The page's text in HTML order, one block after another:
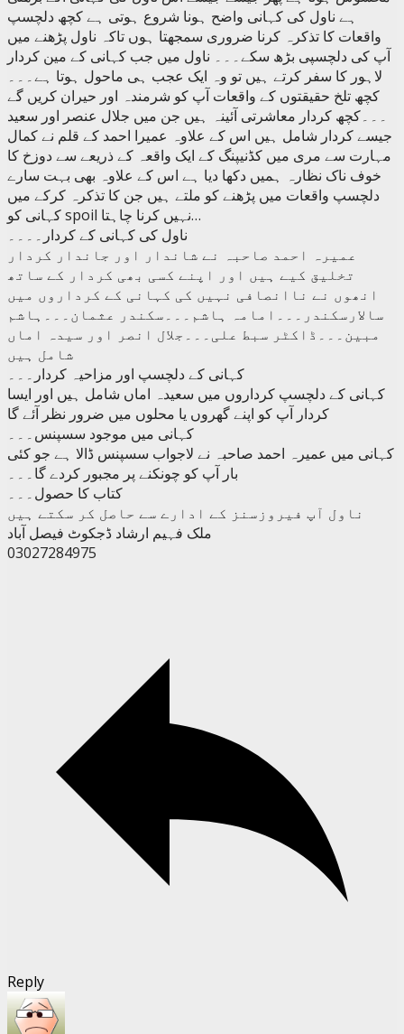
ہے ناول کی کہانی واضح ہونا شروع ہوتی ہے کچھ دلچسپ
واقعات کا تذکرہ کرنا ضروری سمجھتا ہوں تاکہ ناول پڑھنے میں
آپ کی دلچسپی بڑھ سکے۔۔۔ ناول میں جب کہانی کے مین کردار
لاہور کا سفر کرتے ہیں تو وہ ایک عجب ہی ماحول ہوتا ہے۔۔۔
کچھ تلخ حقیقتوں کے واقعات آپ کو شرمندہ اور حیران کریں گے
۔۔۔کچھ کردار معاشرتی آئینہ ہیں جن میں جلال عنصر اور سعید
جیسے کردار شامل ہیں اس کے علاوہ عمیرا احمد کے قلم نے کمال
مہارت سے مری میں کڈنیپنگ کے ایک واقعہ کے ذریعے سے دوزخ کا
خوف ناک نظارہ ہمیں دکھا دیا ہے اس کے علاوہ بھی بہت سارے
دلچسپ واقعات میں پڑھنے کو ملتے ہیں جن کا تذکرہ کرکے میں
کہانی کو spoil نہیں کرنا چاہتا…
ناول کی کہانی کے کردار۔۔۔۔
عمیرہ احمد صاحبہ نے شاندار اور جاندار کردار
تخلیق کیے ہیں اور اپنے کسی بھی کردار کے ساتھ
انھوں نے ناانصافی نہیں کی کہانی کے کرداروں میں
سالارسکندر۔۔۔امامہ ہاشم۔۔۔سکندر عثمان۔۔۔ہاشم
مبین۔۔۔ڈاکٹر سبط علی۔۔۔جلال انصر اور سیدہ اماں
شامل ہیں
کہانی کے دلچسپ اور مزاحیہ کردار۔۔۔
کہانی کے دلچسپ کرداروں میں سعیدہ اماں شامل ہیں اور ایسا
کردار آپ کو اپنے گھروں یا محلوں میں ضرور نظر آئے گا
کہانی میں موجود سسپنس۔۔۔
کہانی میں عمیرہ احمد صاحبہ نے لاجواب سسپنس ڈالا ہے جو کئی
بار آپ کو چونکنے پر مجبور کردے گا۔۔۔
کتاب کا حصول۔۔۔
ناول آپ فیروزسنز کے ادارے سے حاصل کر سکتے ہیں
ملک فہیم ارشاد ڈجکوٹ فیصل آباد
03027284975
Reply